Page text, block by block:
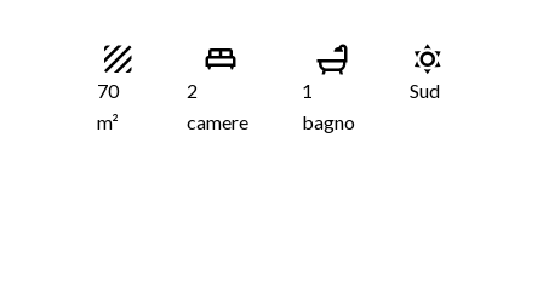
70
m²
2
camere
1
bagno
Sud